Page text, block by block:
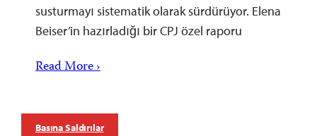
susturmayı sistematik olarak sürdürüyor. Elena
Beiser’in hazırladığı bir CPJ özel raporu
Read More ›
Basına Saldırılar